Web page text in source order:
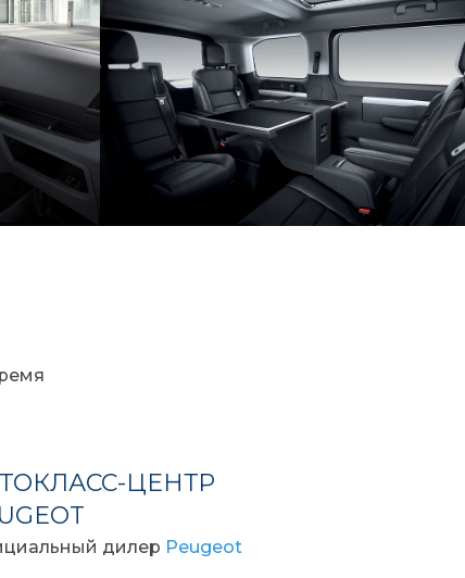
С
с
и
КОМФОРТ
Вы будете наслаждаться каждой минутой
пути, расслабившись в кресле.
ЦЕНТР
дилер Peugeot